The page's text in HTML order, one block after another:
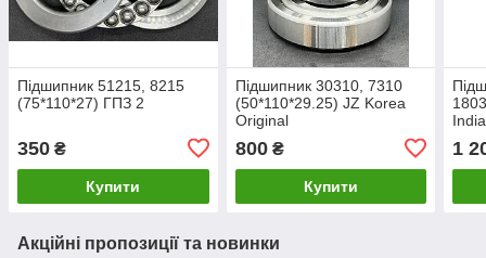
Підшипник 51215, 8215
(75*110*27) ГПЗ 2
350 ₴
Купити
Підшипник 30310, 7310
(50*110*29.25) JZ Korea
Original
800₴
Купити
1
Акційні пропозиції та новинки